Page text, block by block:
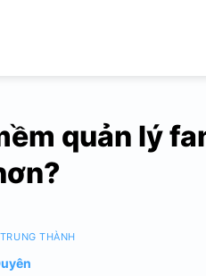
quản lý
TRUNG THÀNH